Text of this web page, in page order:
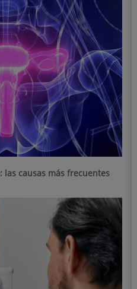
las causas más frecuentes